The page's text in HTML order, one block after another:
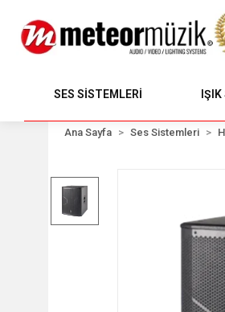
SES SİSTEMLERİ IŞIK
Ana Sayfa Ses Sistemleri